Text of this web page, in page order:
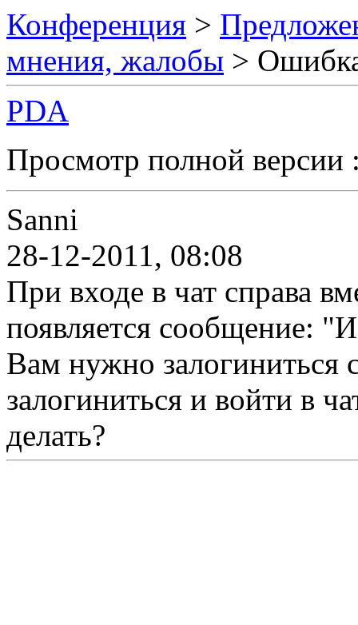
Конференция >
мнения, жалобы >
PDA
Просмотр полной
Sanni
28-12-2011, 08:08
При входе в чат справа
появляется сообщение:
Вам нужно залогиниться
залогиниться и войти в
делать?